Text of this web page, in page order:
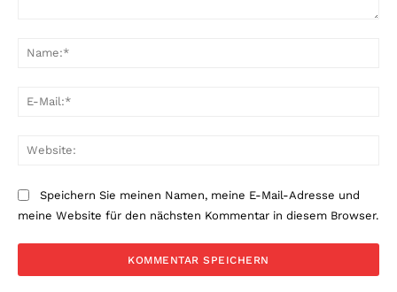
Speichern Sie meinen Namen, meine E-Mail-Adresse und
meine Website für den nächsten Kommentar in diesem Browser.